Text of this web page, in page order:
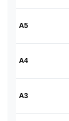
A5
A4
A3